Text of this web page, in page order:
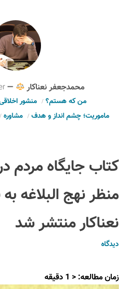
محمدجعفر نعناکار —
من که هستم؟ منشور
ماموریت؛ چشم انداز و هدف
مشاوره
کتاب جایگاه مردم
منظر نهج البلاغه
نعناکار منتشر شد
دیدگاه
زمان مطالعه: < 1 دقیقه